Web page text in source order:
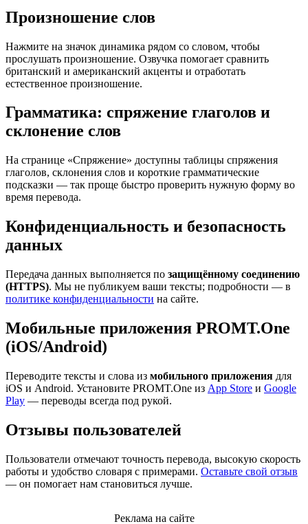
Произношение слов
Нажмите на значок динамика рядом со словом, чтобы
прослушать произношение. Озвучка помогает сравнить
британский и американский акценты и отработать
естественное произношение.
Грамматика: спряжение глаголов и
склонение слов
На странице «Спряжение» доступны таблицы спряжения
глаголов, склонения слов и короткие грамматические
подсказки — так проще быстро проверить нужную форму во
время перевода.
Конфиденциальность и безопасность
данных
Передача данных выполняется по защищённому соединению
(HTTPS). Мы не публикуем ваши тексты; подробности — в
политике конфиденциальности на сайте.
Мобильные приложения PROMT.One
(iOS/Android)
Переводите тексты и слова из мобильного приложения для
iOS и Android. Установите PROMT.One из App Store и Google
Play — переводы всегда под рукой.
Отзывы пользователей
Пользователи отмечают точность перевода, высокую скорость
работы и удобство словаря с примерами. Оставьте свой отзыв
— он помогает нам становиться лучше.
Реклама на сайте